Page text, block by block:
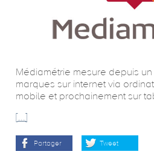
Médiamétrie mesure depuis
marques sur internet via
mobile et prochainement sur
[...]
Partager Tweet